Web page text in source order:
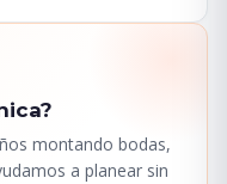
montando bodas,
a planear sin